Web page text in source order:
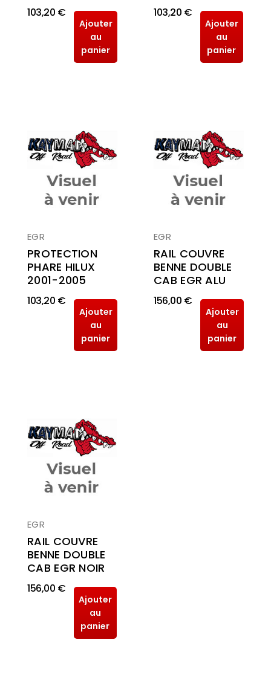
103,20 €
Ajouter
au
panier
103,20 €
Ajouter
au
panier
EGR
PROTECTION
PHARE HILUX
2001-2005
103,20 €
Ajouter
au
panier
EGR
RAIL COUVRE
BENNE DOUBLE
CAB EGR ALU
156,00 €
Ajouter
au
panier
EGR
RAIL COUVRE
BENNE DOUBLE
CAB EGR NOIR
156,00 €
Ajouter
au
panier